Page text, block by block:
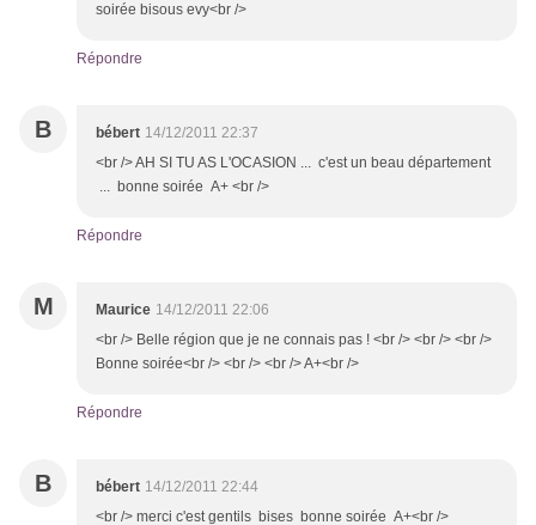
soirée bisous evy<br />
Répondre
B bébert 14/12/2011 22:37
<br /> AH SI TU AS L'OCASION ... c'est un beau département
... bonne soirée A+ <br />
Répondre
M Maurice 14/12/2011 22:06
<br /> Belle région que je ne connais pas ! <br /> <br /> <br />
Bonne soirée<br /> <br /> <br /> A+<br />
Répondre
B bébert 14/12/2011 22:44
<br /> merci c'est gentils bises bonne soirée A+<br />